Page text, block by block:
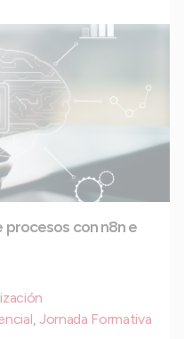
con n8n e
, Jornada Formativa